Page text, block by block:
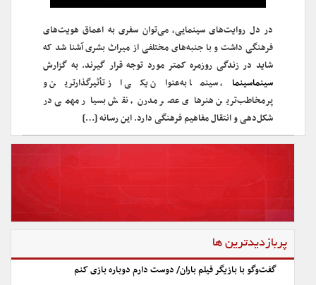
در دل روایت‌های سینمایی، می‌توان سفری به اعماق هویت‌های
فرهنگی داشت و با جنبه‌های مختلفی از میراث بشری آشنا شد که
شاید در زندگی روزمره کمتر مورد توجه قرار گیرند. به گزارش
سینماسینما ، سینما به‌عنوان یکی از تأثیرگذارترین و
پرمخاطب‌ترین هنرهای عصر مدرن، نقش بسیار مهمی در
شکل‌دهی و انتقال مفاهیم فرهنگی دارد. این رسانه […]
پربازدیدترین ها
گفت‌وگو با بازیگر فیلم باران/ دوست دارم دوباره بازی کنم